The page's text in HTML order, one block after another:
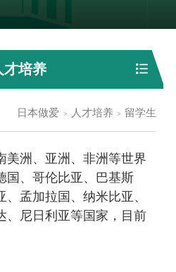
才培养
日本做爱 人才培养 留学生
洲、亚洲、非洲等世界
国、哥伦比亚、巴基斯
孟加拉国、纳米比亚、
、尼日利亚等国家，目前